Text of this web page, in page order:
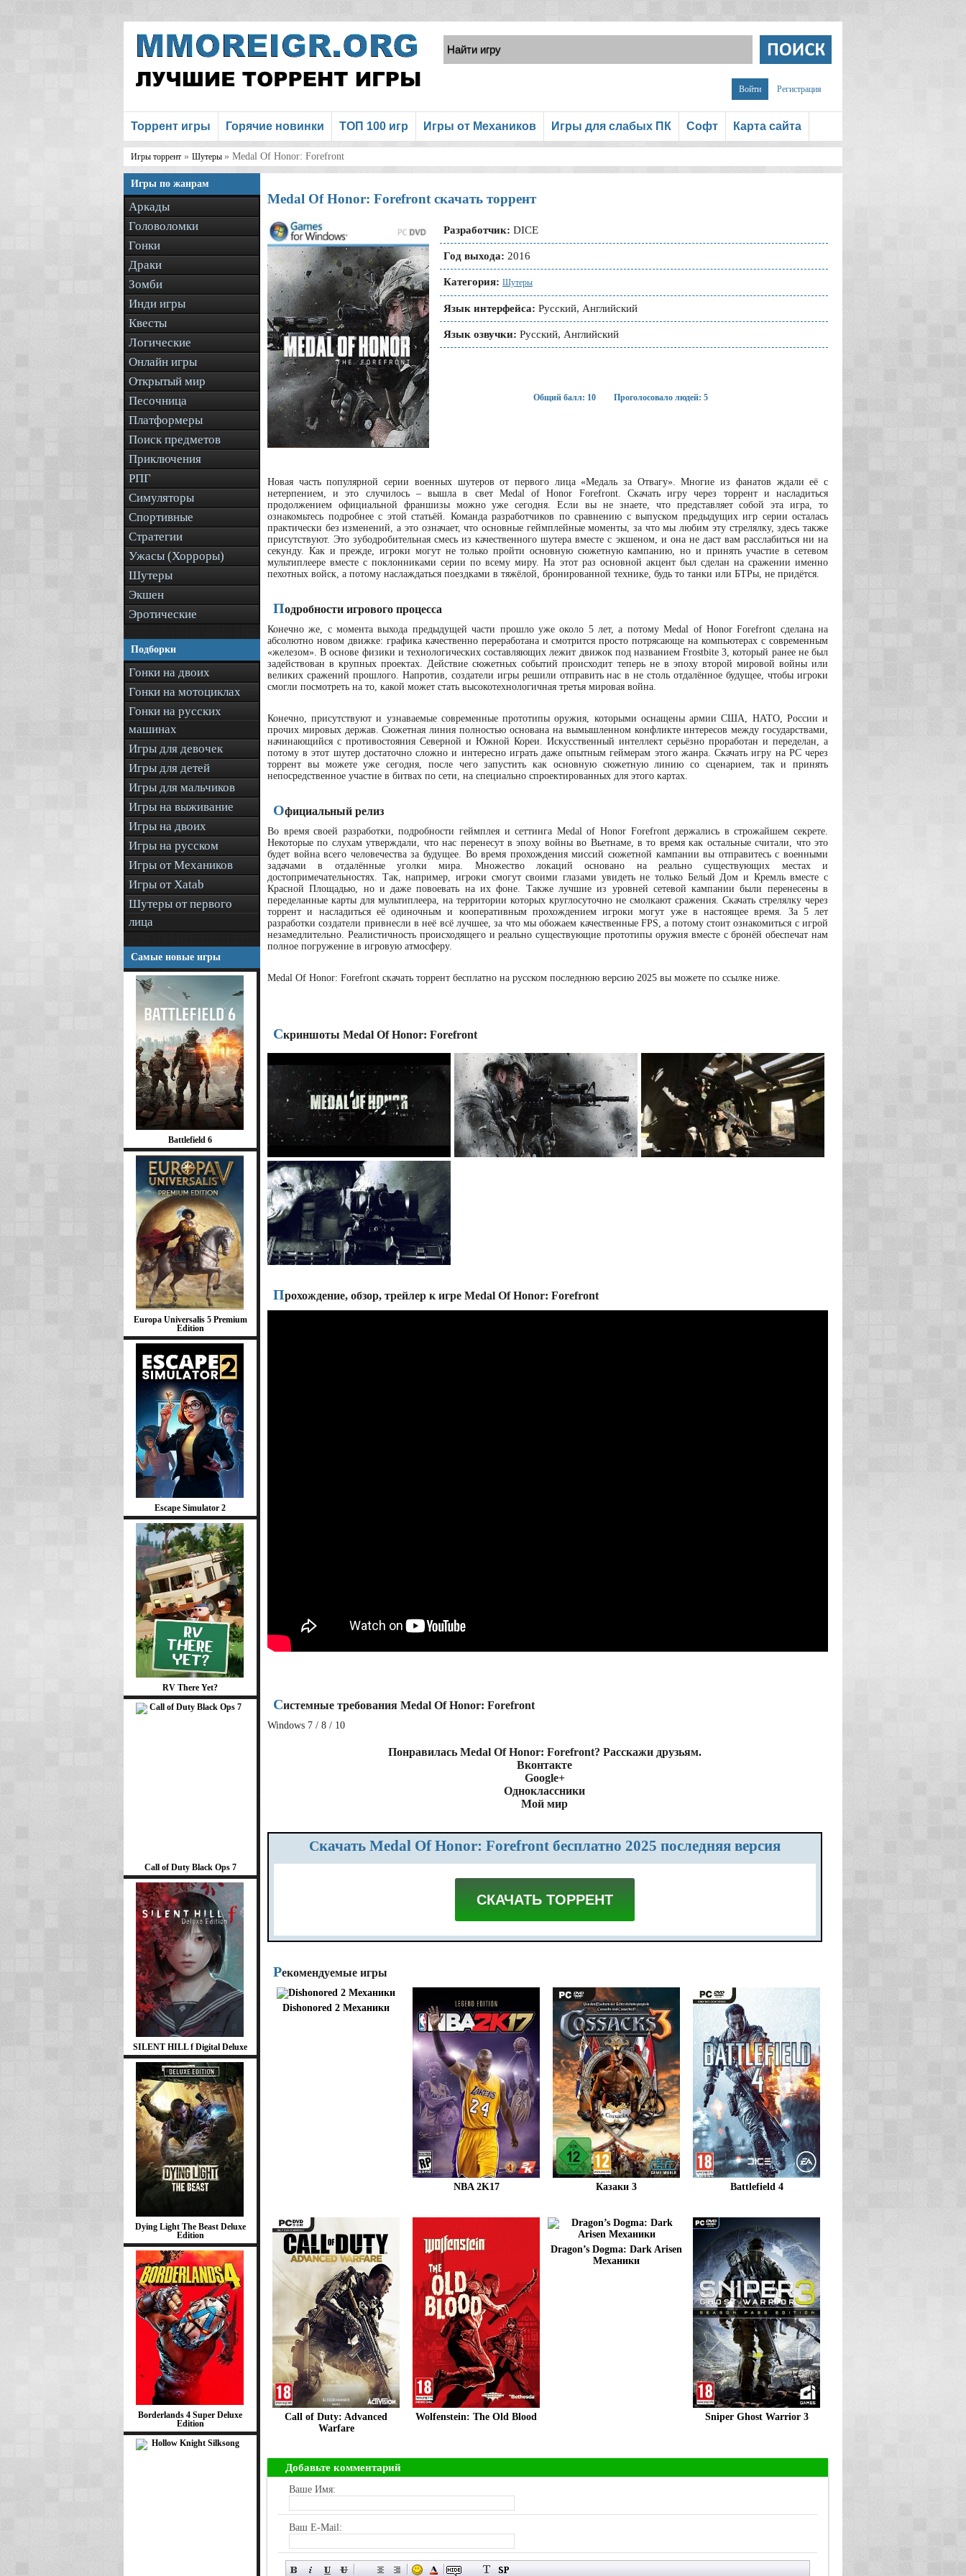
Войти Регистрация
Торрент игры Горячие новинки ТОП 100 игр Игры от Механиков Игры для слабых ПК Софт Карта сайта
Игры торрент » Шутеры » Medal Of Honor: Forefront
Игры по жанрам
Аркады
Головоломки
Гонки
Драки
Зомби
Инди игры
Квесты
Логические
Онлайн игры
Открытый мир
Песочница
Платформеры
Поиск предметов
Приключения
РПГ
Симуляторы
Спортивные
Стратегии
Ужасы (Хорроры)
Шутеры
Экшен
Эротические
Подборки
Гонки на двоих
Гонки на мотоциклах
Гонки на русских
машинах
Игры для девочек
Игры для детей
Игры для мальчиков
Игры на выживание
Игры на двоих
Игры на русском
Игры от Механиков
Игры от Xatab
Шутеры от первого
лица
Самые новые игры
Battlefield 6
Europa Universalis 5 Premium
Edition
Escape Simulator 2
RV There Yet?
Call of Duty Black Ops 7
SILENT HILL f Digital Deluxe
Dying Light The Beast Deluxe
Edition
Borderlands 4 Super Deluxe
Edition
Medal Of Honor: Forefront скачать торрент
Разработчик: DICE
Год выхода: 2016
Категория: Шутеры
Язык интерфейса: Русский, Английский
Язык озвучки: Русский, Английский
Общий балл: 10 Проголосовало людей: 5
Новая часть популярной серии военных шутеров от первого лица «Медаль за Отвагу». Многие из фанатов ждали её с
нетерпением, и это случилось – вышла в свет Medal of Honor Forefront. Скачать игру через торрент и насладиться
продолжением официальной франшизы можно уже сегодня. Если вы не знаете, что представляет собой эта игра, то
ознакомьтесь подробнее с этой статьёй. Команда разработчиков по сравнению с выпуском предыдущих игр серии осталась
практически без изменений, а это означает, что основные геймплейные моменты, за что мы любим эту стрелялку, здесь также
присутствуют. Это зубодробительная смесь из качественного шутера вместе с экшеном, и она не даст вам расслабиться ни на
секунду. Как и прежде, игроки могут не только пройти основную сюжетную кампанию, но и принять участие в сетевом
мультиплеере вместе с поклонниками серии по всему миру. На этот раз основной акцент был сделан на сражении именно
пехотных войск, а потому наслаждаться поездками в тяжёлой, бронированной технике, будь то танки или БТРы, не придётся.
Подробности игрового процесса
Конечно же, с момента выхода предыдущей части прошло уже около 5 лет, а потому Medal of Honor Forefront сделана на
абсолютно новом движке: графика качественно переработана и смотрится просто потрясающе на компьютерах с современным
«железом». В основе физики и технологических составляющих лежит движок под названием Frostbite 3, который ранее не был
задействован в крупных проектах. Действие сюжетных событий происходит теперь не в эпоху второй мировой войны или
великих сражений прошлого. Напротив, создатели игры решили отправить нас в не столь отдалённое будущее, чтобы игроки
смогли посмотреть на то, какой может стать высокотехнологичная третья мировая война.
Конечно, присутствуют и узнаваемые современные прототипы оружия, которыми оснащены армии США, НАТО, России и
прочих мировых держав. Сюжетная линия полностью основана на вымышленном конфликте интересов между государствами,
начинающийся с противостояния Северной и Южной Кореи. Искусственный интеллект серьёзно проработан и переделан, а
потому в этот шутер достаточно сложно и интересно играть даже опытным геймерам этого жанра. Скачать игру на PC через
торрент вы можете уже сегодня, после чего запустить как основную сюжетную линию со сценарием, так и принять
непосредственное участие в битвах по сети, на специально спроектированных для этого картах.
Официальный релиз
Во время своей разработки, подробности геймплея и сеттинга Medal of Honor Forefront держались в строжайшем секрете.
Некоторые по слухам утверждали, что нас перенесут в эпоху войны во Вьетнаме, в то время как остальные считали, что это
будет война всего человечества за будущее. Во время прохождения миссий сюжетной кампании вы отправитесь с военными
задачами в отдалённые уголки мира. Множество локаций основано на реально существующих местах и
достопримечательностях. Так, например, игроки смогут своими глазами увидеть не только Белый Дом и Кремль вместе с
Красной Площадью, но и даже повоевать на их фоне. Также лучшие из уровней сетевой кампании были перенесены в
переделанные карты для мультиплеера, на территории которых круглосуточно не смолкают сражения. Скачать стрелялку через
торрент и насладиться её одиночным и кооперативным прохождением игроки могут уже в настоящее время. За 5 лет
разработки создатели привнесли в неё всё лучшее, за что мы обожаем качественные FPS, а потому стоит ознакомиться с игрой
незамедлительно. Реалистичность происходящего и реально существующие прототипы оружия вместе с бронёй обеспечат нам
полное погружение в игровую атмосферу.
Medal Of Honor: Forefront скачать торрент бесплатно на русском последнюю версию 2025 вы можете по ссылке ниже.
Скриншоты Medal Of Honor: Forefront
Прохождение, обзор, трейлер к игре Medal Of Honor: Forefront
Системные требования Medal Of Honor: Forefront
Windows 7 / 8 / 10
Понравилась Medal Of Honor: Forefront? Расскажи друзьям.
Вконтакте
Google+
Одноклассники
Мой мир
Скачать Medal Of Honor: Forefront бесплатно 2025 последняя версия
СКАЧАТЬ ТОРРЕНТ
Рекомендуемые игры
Dishonored 2 Механики
NBA 2K17 Казаки 3 Battlefield 4
Call of Duty: Advanced
Warfare
Wolfenstein: The Old Blood
Dragon’s Dogma: Dark Arisen
Механики
Sniper Ghost Warrior 3
Добавьте комментарий
Ваше Имя:
Ваш E-Mail: